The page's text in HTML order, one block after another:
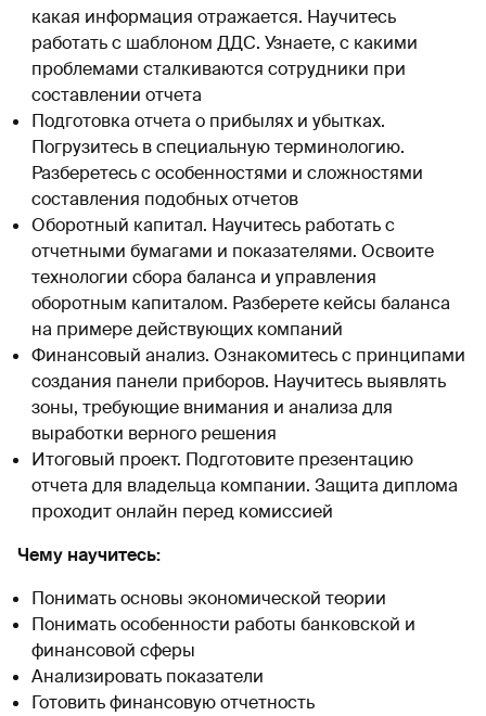
какая информация отражается. Научитесь
работать с шаблоном ДДС. Узнаете, с какими
проблемами сталкиваются сотрудники при
составлении отчета
Подготовка отчета о прибылях и убытках.
Погрузитесь в специальную терминологию.
Разберетесь с особенностями и сложностями
составления подобных отчетов
Оборотный капитал. Научитесь работать с
отчетными бумагами и показателями. Освоите
технологии сбора баланса и управления
оборотным капиталом. Разберете кейсы баланса
на примере действующих компаний
Финансовый анализ. Ознакомитесь с принципами
создания панели приборов. Научитесь выявлять
зоны, требующие внимания и анализа для
выработки верного решения
Итоговый проект. Подготовите презентацию
отчета для владельца компании. Защита диплома
проходит онлайн перед комиссией
Чему научитесь:
Понимать основы экономической теории
Понимать особенности работы банковской и
финансовой сферы
Анализировать показатели
Готовить финансовую отчетность